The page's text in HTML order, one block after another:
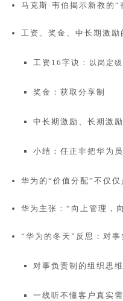
马克斯·韦伯揭示新教的“
工资、奖金、中长期激励
工资16字诀： 以岗定
奖金：获取分享制
中长期激励、长期激
小结：任正非把华为
华为的“价值分配”不仅
华为主张：“向上管理，
“华为的冬天”反思：对
对事负责制的组织思
一线听不懂客户真实